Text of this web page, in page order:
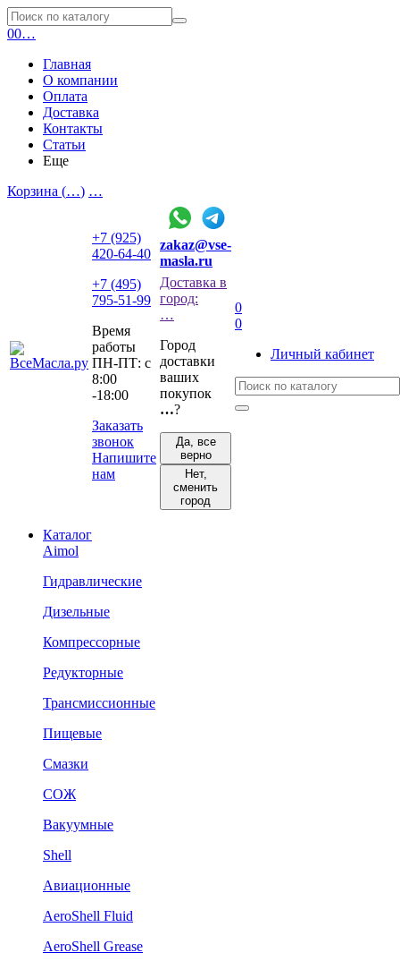
00…
Главная
О компании
Оплата
Доставка
Контакты
Статьи
Еще
Корзина (…) …
+7 (925)
420-64-40
+7 (495)
795-51-99
Время
работы
ПН-ПТ: с
8:00
-18:00
Заказать
звонок
Напишите
нам
zakaz@vse-
masla.ru
Доставка в
город:
…
Город
доставки
ваших
покупок
…?
Да, все
верно
Нет,
сменить
город
0
0
Личный кабинет
Каталог
Aimol
Гидравлические
Дизельные
Компрессорные
Редукторные
Трансмиссионные
Пищевые
Смазки
СОЖ
Вакуумные
Shell
Авиационные
AeroShell Fluid
AeroShell Grease